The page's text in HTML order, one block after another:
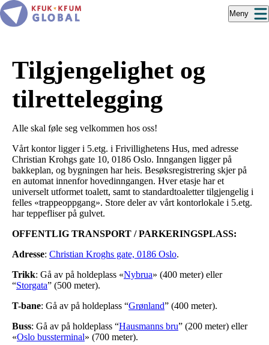
Hopp
til
hovedinnhold
Meny
Tilgjengelighet og
tilrettelegging
Alle skal føle seg velkommen hos oss!
Vårt kontor ligger i 5.etg. i Frivillighetens Hus, med adresse
Christian Krohgs gate 10, 0186 Oslo. Inngangen ligger på
bakkeplan, og bygningen har heis. Besøksregistrering skjer på
en automat innenfor hovedinngangen. Hver etasje har et
universelt utformet toalett, samt to standardtoaletter tilgjengelig i
felles «trappeoppgang». Store deler av vårt kontorlokale i 5.etg.
har teppefliser på gulvet.
OFFENTLIG TRANSPORT / PARKERINGSPLASS:
Adresse: Christian Kroghs gate, 0186 Oslo.
Trikk: Gå av på holdeplass «Nybrua» (400 meter) eller
“Storgata” (500 meter).
T-bane: Gå av på holdeplass “Grønland” (400 meter).
Buss: Gå av på holdeplass “Hausmanns bru” (200 meter) eller
«Oslo bussterminal» (700 meter).